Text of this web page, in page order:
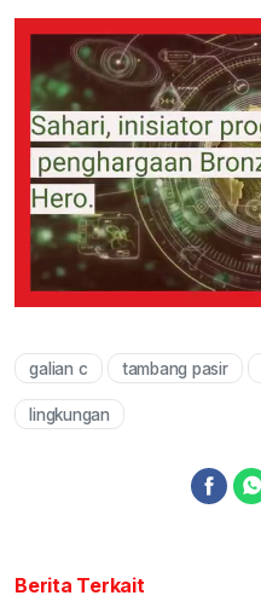
galian c tambang pasir
lingkungan
Berita Terkait